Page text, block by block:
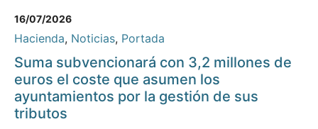
16/07/2026
Hacienda, Noticias, Portada
Suma subvencionará con 3,2 millones de
euros el coste que asumen los
ayuntamientos por la gestión de sus
tributos